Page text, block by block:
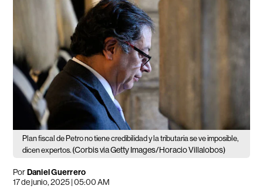
Plan fiscal de Petro no tiene credibilidad y la tributaria se ve imposible,
dicen expertos. (Corbis via Getty Images/Horacio Villalobos)
PorDaniel Guerrero
17 de junio, 2025 | 05:00 AM